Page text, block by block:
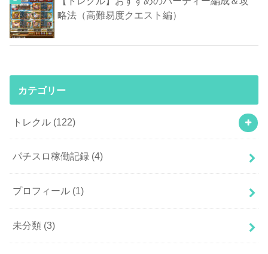
略法（高難易度クエスト編）
カテゴリー
トレクル (122)
パチスロ稼働記録 (4)
プロフィール (1)
未分類 (3)